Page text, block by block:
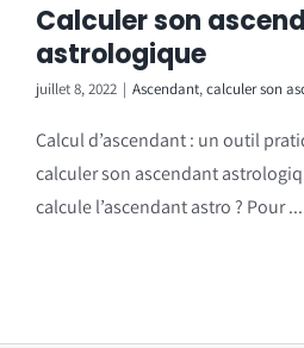
Calculer son
astrologique
juillet 8, 2022 | Ascendant,calculer son
Calcul d’ascendant : un outil
calculer son ascendant
calcule l’ascendant astro ? Pour ...